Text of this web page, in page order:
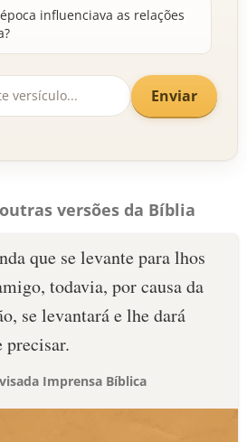
influenciava as relações
Enviar
versões da Bíblia
que se levante para lhos
todavia, por causa da
se levantará e lhe dará
precisar.
Imprensa Bíblica